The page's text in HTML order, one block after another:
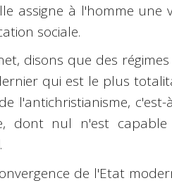
assigne à l'homme
sociale.
disons que des
qui est le plus
l'antichristianisme,
dont nul n'est
de l'Etat